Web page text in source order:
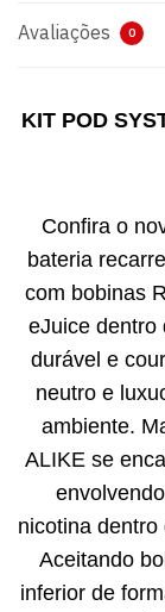
Avaliações 0
KIT POD
Confira o
bateria
com bobinas
eJuice dentro
durável e
neutro e
ambiente.
ALIKE se
nicotina
Aceitando
inferior de